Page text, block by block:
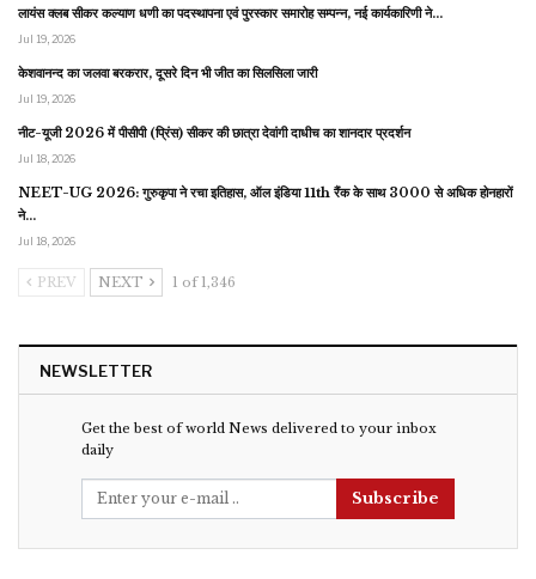
लायंस क्लब सीकर कल्याण धणी का पदस्थापना एवं पुरस्कार समारोह सम्पन्न, नई कार्यकारिणी ने…
Jul 19, 2026
केशवानन्द का जलवा बरकरार, दूसरे दिन भी जीत का सिलसिला जारी
Jul 19, 2026
नीट-यूजी 2026 में पीसीपी (प्रिंस) सीकर की छात्रा देवांगी दाधीच का शानदार प्रदर्शन
Jul 18, 2026
NEET-UG 2026: गुरुकृपा ने रचा इतिहास, ऑल इंडिया 11th रैंक के साथ 3000 से अधिक होनहारों
ने…
Jul 18, 2026
PREV NEXT 1 of 1,346
NEWSLETTER
Get the best of world News delivered to your inbox
daily
Subscribe